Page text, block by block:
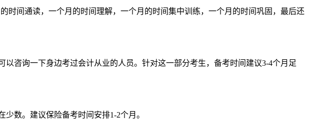
时间通读，一个月的时间理解，一个月的时间集中训练，一个月的时间巩固，最后还
咨询一下身边考过会计从业的人员。针对这一部分考生，备考时间建议3-4个月足
数。建议保险备考时间安排1-2个月。